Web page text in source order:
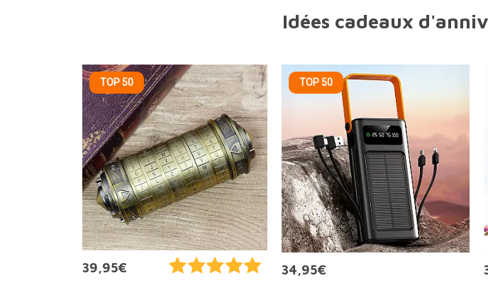
Idées cadeaux
TOP 50
39,95€
TOP 50
34,95€